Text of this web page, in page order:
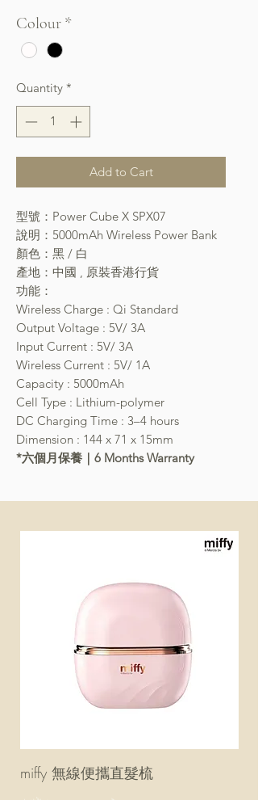
Colour *
Quantity *
Add to Cart
型號：Power Cube X SPX07
說明：5000mAh Wireless Power Bank
顏色：黑 / 白
產地：中國 , 原裝香港行貨
功能：
Wireless Charge : Qi Standard
Output Voltage : 5V/ 3A
Input Current : 5V/ 3A
Wireless Current : 5V/ 1A
Capacity : 5000mAh
Cell Type : Lithium-polymer
DC Charging Time : 3–4 hours
Dimension : 144 x 71 x 15mm
*六個月保養｜6 Months Warranty
miffy 無線便攜直髮梳